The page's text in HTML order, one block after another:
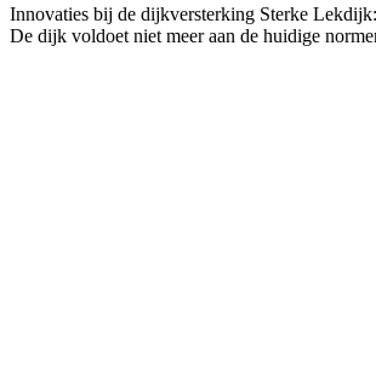
Innovaties bij de dijkversterking Sterke
De dijk voldoet niet meer aan de huidige